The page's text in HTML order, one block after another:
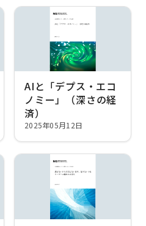
AIと「デプス・エコ
ノミー」（深さの経
済）
2025年05月12日